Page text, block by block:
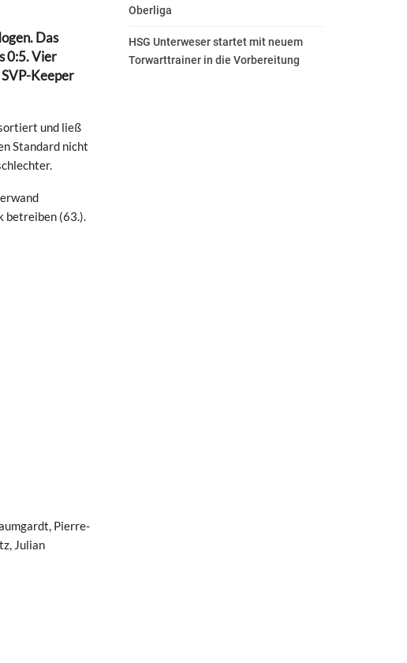
Das
0:5. Vier
Keeper
und ließ
Standard nicht
betreiben (63.).
Pierre-
Julian
Oberliga
HSG Unterweser startet mit neuem
Torwarttrainer in die Vorbereitung